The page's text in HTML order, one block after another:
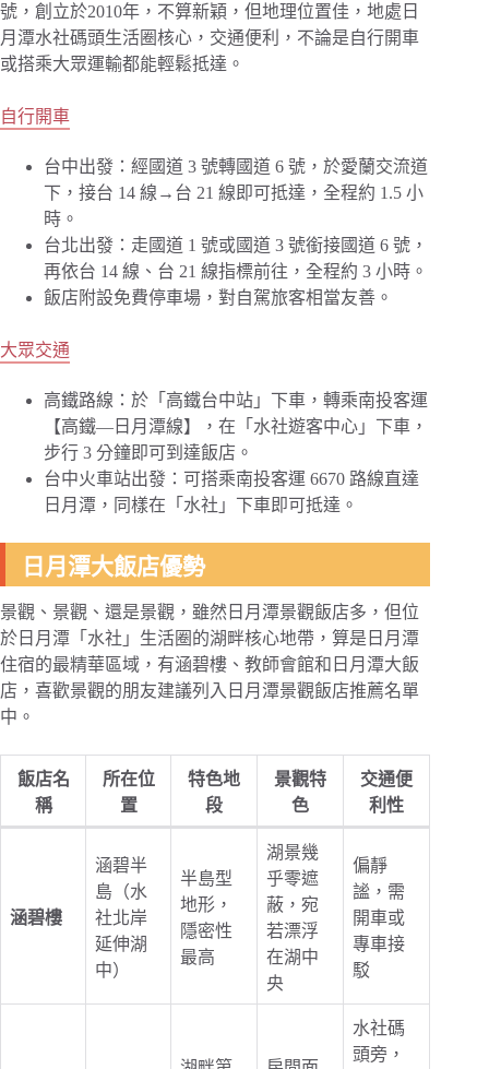
號，創立於2010年，不算新穎，但地理位置佳，地處日
月潭水社碼頭生活圈核心，交通便利，不論是自行開車
或搭乘大眾運輸都能輕鬆抵達。
自行開車
台中出發：經國道 3 號轉國道 6 號，於愛蘭交流道
下，接台 14 線→台 21 線即可抵達，全程約 1.5 小
時。
台北出發：走國道 1 號或國道 3 號銜接國道 6 號，
再依台 14 線、台 21 線指標前往，全程約 3 小時。
飯店附設免費停車場，對自駕旅客相當友善。
大眾交通
高鐵路線：於「高鐵台中站」下車，轉乘南投客運
【高鐵—日月潭線】，在「水社遊客中心」下車，
步行 3 分鐘即可到達飯店。
台中火車站出發：可搭乘南投客運 6670 路線直達
日月潭，同樣在「水社」下車即可抵達。
日月潭大飯店優勢
景觀、景觀、還是景觀，雖然日月潭景觀飯店多，但位
於日月潭「水社」生活圈的湖畔核心地帶，算是日月潭
住宿的最精華區域，有涵碧樓、教師會館和日月潭大飯
店，喜歡景觀的朋友建議列入日月潭景觀飯店推薦名單
中。
飯店名
稱
所在位
置
特色地
段
景觀特
色
交通便
利性
涵碧樓
涵碧半
島（水
社北岸
延伸湖
中）
半島型
地形，
隱密性
最高
湖景幾
乎零遮
蔽，宛
若漂浮
在湖中
央
偏靜
謐，需
開車或
專車接
駁
水社碼
頭旁，